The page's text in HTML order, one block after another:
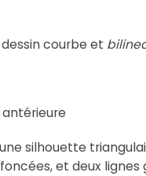
courbe et
antérieure
silhouette
et deux lignes